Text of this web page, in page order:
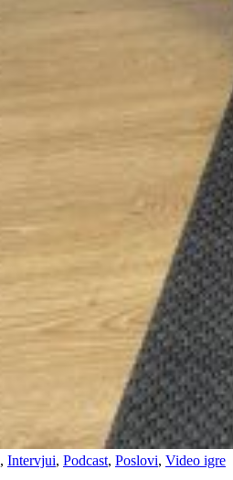
, Intervjui, Podcast, Poslovi, Video igre